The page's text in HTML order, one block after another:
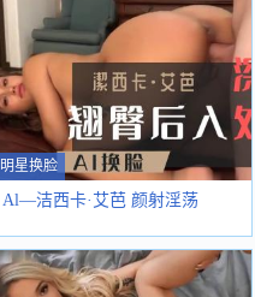
明星换脸
Al—洁西卡·艾芭 颜射淫荡